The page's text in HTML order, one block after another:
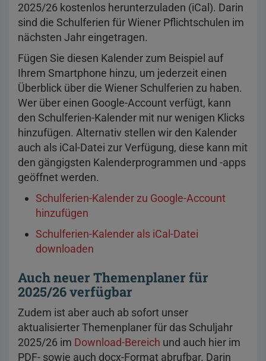
2025/26 kostenlos herunterzuladen (iCal). Darin
sind die Schulferien für Wiener Pflichtschulen im
nächsten Jahr eingetragen.
Fügen Sie diesen Kalender zum Beispiel auf
Ihrem Smartphone hinzu, um jederzeit einen
Überblick über die Wiener Schulferien zu haben.
Wer über einen Google-Account verfügt, kann
den Schulferien-Kalender mit nur wenigen Klicks
hinzufügen. Alternativ stellen wir den Kalender
auch als iCal-Datei zur Verfügung, diese kann mit
den gängigsten Kalenderprogrammen und -apps
geöffnet werden.
Schulferien-Kalender zu Google-Account
hinzufügen
Schulferien-Kalender als iCal-Datei
downloaden
Auch neuer Themenplaner für
2025/26 verfügbar
Zudem ist aber auch ab sofort unser
aktualisierter Themenplaner für das Schuljahr
2025/26 im Download-Bereich und auch hier im
PDF- sowie auch docx-Format abrufbar. Darin